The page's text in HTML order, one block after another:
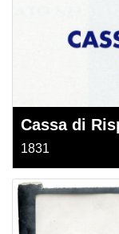
Cassa di
1831